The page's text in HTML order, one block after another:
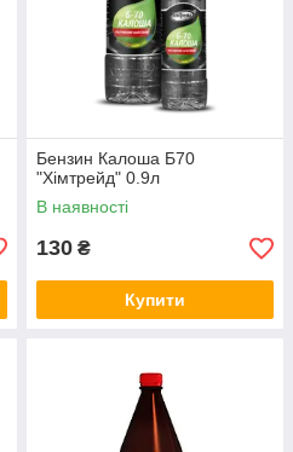
Бензин Калоша Б70
"Хімтрейд" 0.9л
В наявності
130 ₴
Купити